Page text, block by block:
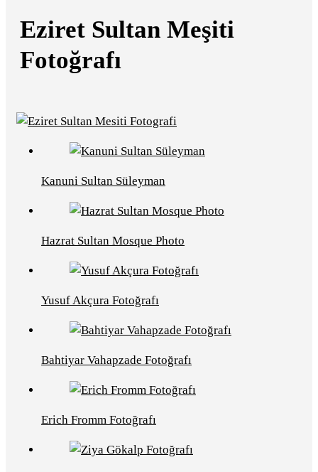
Eziret Sultan Meşiti
Fotoğrafı
Kanuni Sultan Süleyman
Hazrat Sultan Mosque Photo
Yusuf Akçura Fotoğrafı
Bahtiyar Vahapzade Fotoğrafı
Erich Fromm Fotoğrafı